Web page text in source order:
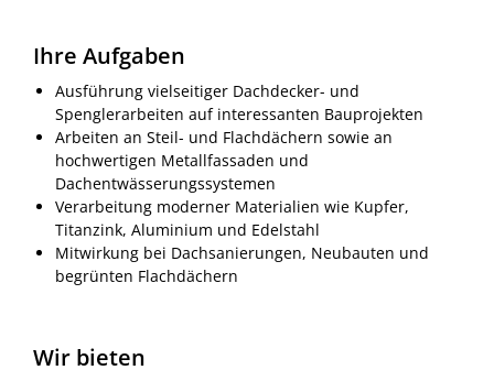
Ihre Aufgaben
Ausführung vielseitiger Dachdecker- und
Spenglerarbeiten auf interessanten Bauprojekten
Arbeiten an Steil- und Flachdächern sowie an
hochwertigen Metallfassaden und
Dachentwässerungssystemen
Verarbeitung moderner Materialien wie Kupfer,
Titanzink, Aluminium und Edelstahl
Mitwirkung bei Dachsanierungen, Neubauten und
begrünten Flachdächern
Wir bieten